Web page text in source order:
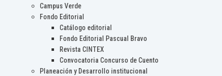
Campus Verde
Fondo Editorial
Catálogo editorial
Fondo Editorial Pascual Bravo
Revista CINTEX
Convocatoria Concurso de Cuento
Planeación y Desarrollo institucional